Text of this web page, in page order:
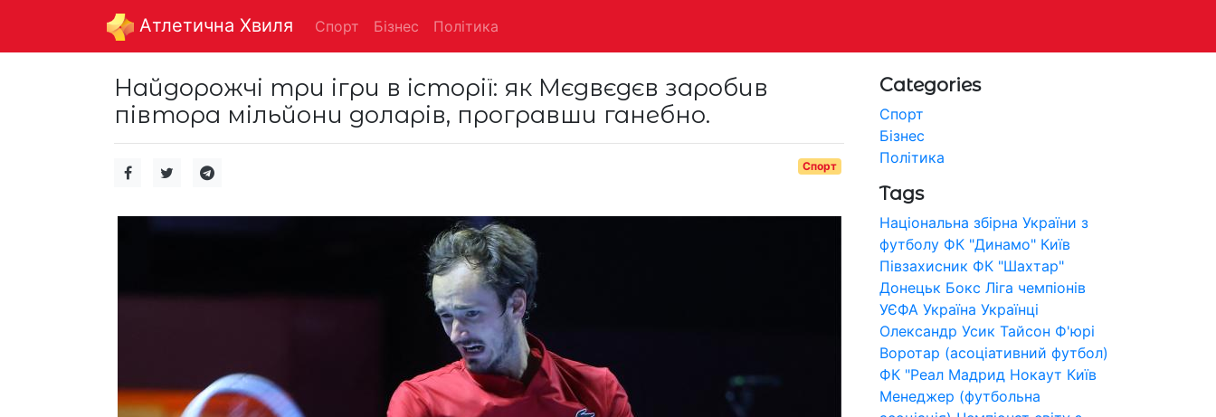
Aтлетична Хвиля Спорт Бізнес Політика
Найдорожчі три ігри в історії: як Мєдвєдєв заробив
півтора мільйони доларів, програвши ганебно.
Спорт
Categories
Спорт
Бізнес
Політика
Tags
Національна збірна України з
футболу ФК "Динамо" Київ
Півзахисник ФК "Шахтар"
Донецьк Бокс Ліга чемпіонів
УЄФА Україна Українці
Олександр Усик Тайсон Ф'юрі
Воротар (асоціативний футбол)
ФК "Реал Мадрид Нокаут Київ
Менеджер (футбольна